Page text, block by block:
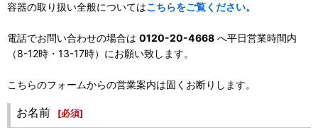
容器の取り扱い全般についてはこちらをご覧ください。
電話でお問い合わせの場合は 0120-20-4668 へ平日営業時間内
（8-12時・13-17時）にお願い致します。
こちらのフォームからの営業案内は固くお断りします。
お名前 [必須]